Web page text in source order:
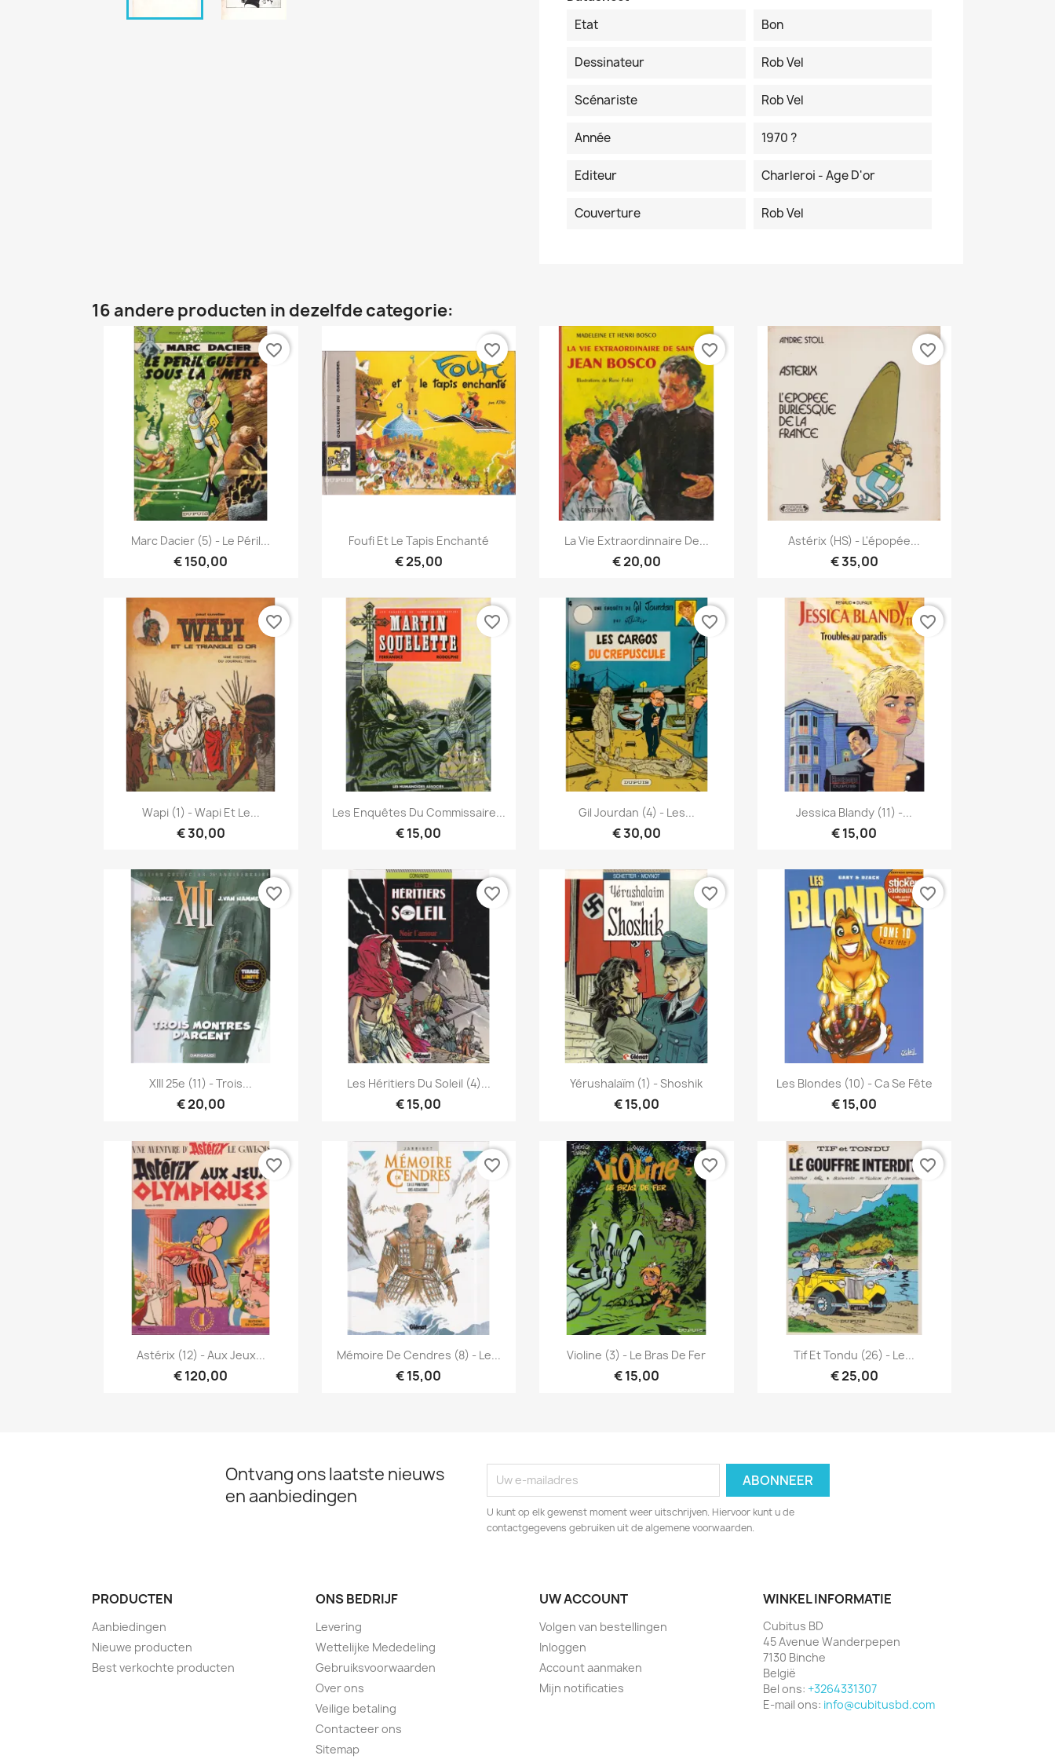
Etat
Bon
Dessinateur Rob Vel
Scénariste Rob Vel
Année 1970 ?
Editeur Charleroi - Age D'or
Couverture Rob Vel
16 andere producten in dezelfde categorie:
Snel bekijken
Marc Dacier (5) - Le Péril...
€ 150,00
favorite_border
Snel bekijken
Foufi Et Le Tapis Enchanté
€ 25,00
favorite_border
Snel bekijken
La Vie Extraordinnaire De...
€ 20,00
favorite_border
Snel bekijken
Astérix (HS) - L'épopée...
€ 35,00
favorite_border
 Snel bekijken
Wapi (1) - Wapi Et Le...
€ 30,00
favorite_border
Snel bekijken
Les Enquêtes Du Commissaire...
€ 15,00
favorite_border
Snel bekijken
Gil Jourdan (4) - Les...
€ 30,00
favorite_border
Snel bekijken
Jessica Blandy (11) -...
€ 15,00
favorite_border
Snel bekijken
XIII 25e (11) - Trois...
€ 20,00
favorite_border
Snel bekijken
Les Héritiers Du Soleil (4)...
€ 15,00
favorite_border
Snel bekijken
Yérushalaïm (1) - Shoshik
€ 15,00
favorite_border
Snel bekijken
Les Blondes (10) - Ca Se Fête
€ 15,00
favorite_border
Snel bekijken
Astérix (12) - Aux Jeux...
€ 120,00
favorite_border
Snel bekijken
Mémoire De Cendres (8) - Le...
€ 15,00
favorite_border
 Snel bekijken
Violine (3) - Le Bras De Fer
€ 15,00
favorite_border
Snel bekijken
Tif Et Tondu (26) - Le...
€ 25,00
favorite_border
Ontvang ons laatste nieuws
en aanbiedingen
U kunt op elk gewenst moment weer uitschrijven. Hiervoor kunt u de
contactgegevens gebruiken uit de algemene voorwaarden.
PRODUCTEN
Aanbiedingen
Nieuwe producten
Best verkochte producten
ONS BEDRIJF
Levering
Wettelijke Mededeling
Gebruiksvoorwaarden
Over ons
Veilige betaling
Contacteer ons
Sitemap
UW ACCOUNT
Volgen van bestellingen
Inloggen
Account aanmaken
Mijn notificaties
WINKEL INFORMATIE
Cubitus BD
45 Avenue Wanderpepen
7130 Binche
België
Bel ons: +3264331307
E-mail ons: info@cubitusbd.com